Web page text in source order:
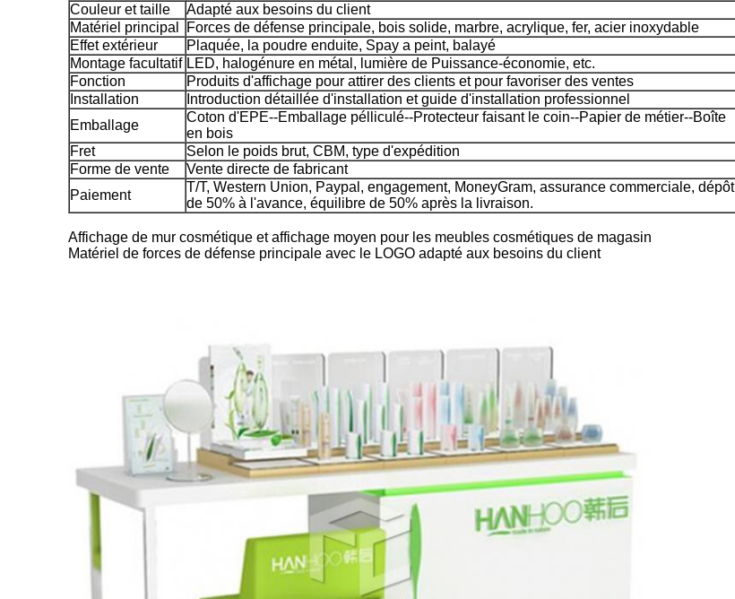
Couleur et taille
Adapté aux besoins du client
Matériel principal
Forces de défense principale, bois solide, marbre, acrylique, fer, acier inoxydable
Effet extérieur
Plaquée, la poudre enduite, Spay a peint, balayé
Montage facultatif LED, halogénure en métal, lumière de Puissance-économie, etc.
Fonction
Produits d'affichage pour attirer des clients et pour favoriser des ventes
Installation
Introduction détaillée d'installation et guide d'installation professionnel
Emballage
Coton d'EPE--Emballage pélliculé--Protecteur faisant le coin--Papier de métier--Boîte
en bois
Fret
Selon le poids brut, CBM, type d'expédition
Forme de vente
Vente directe de fabricant
Paiement
T/T, Western Union, Paypal, engagement, MoneyGram, assurance commerciale, dépôt
de 50% à l'avance, équilibre de 50% après la livraison.
Affichage de mur cosmétique et affichage moyen pour les meubles cosmétiques de magasin
Matériel de forces de défense principale avec le LOGO adapté aux besoins du client